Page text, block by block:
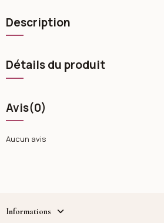
Description
Détails du produit
Avis(0)
Aucun avis
Informations